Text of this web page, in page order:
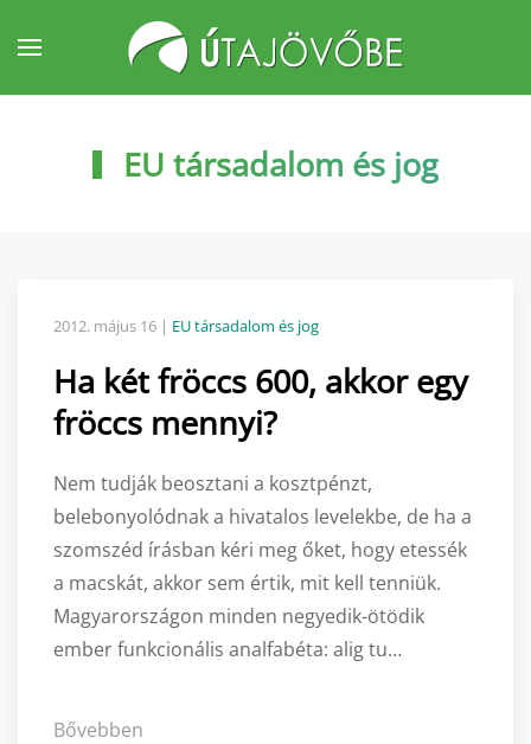
Fő tartalom átugrása
EU társadalom és jog
2012. május 16 | EU társadalom és jog
Ha két fröccs 600, akkor egy
fröccs mennyi?
Nem tudják beosztani a kosztpénzt,
belebonyolódnak a hivatalos levelekbe, de ha a
szomszéd írásban kéri meg őket, hogy etessék
a macskát, akkor sem értik, mit kell tenniük.
Magyarországon minden negyedik-ötödik
ember funkcionális analfabéta: alig tu…
Bővebben